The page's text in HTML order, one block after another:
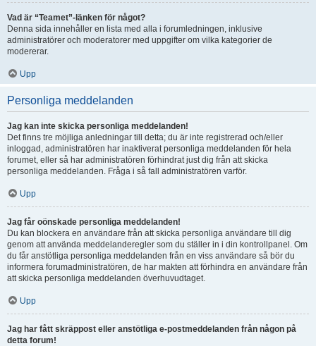
Vad är “Teamet”-länken för något?
Denna sida innehåller en lista med alla i forumledningen, inklusive
administratörer och moderatorer med uppgifter om vilka kategorier de
modererar.
Upp
Personliga meddelanden
Jag kan inte skicka personliga meddelanden!
Det finns tre möjliga anledningar till detta; du är inte registrerad och/eller
inloggad, administratören har inaktiverat personliga meddelanden för hela
forumet, eller så har administratören förhindrat just dig från att skicka
personliga meddelanden. Fråga i så fall administratören varför.
Upp
Jag får oönskade personliga meddelanden!
Du kan blockera en användare från att skicka personliga användare till dig
genom att använda meddelanderegler som du ställer in i din kontrollpanel. Om
du får anstötliga personliga meddelanden från en viss användare så bör du
informera forumadministratören, de har makten att förhindra en användare från
att skicka personliga meddelanden överhuvudtaget.
Upp
Jag har fått skräppost eller anstötliga e-postmeddelanden från någon på
detta forum!